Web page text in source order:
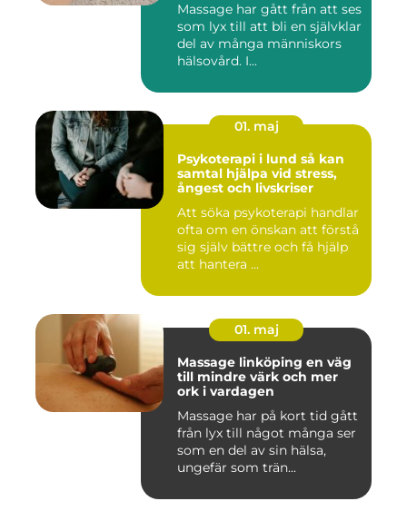
Massage har gått från att ses
som lyx till att bli en självklar
del av många människors
hälsovård. I...
01. maj
Psykoterapi i lund så kan
samtal hjälpa vid stress,
ångest och livskriser
Att söka psykoterapi handlar
ofta om en önskan att förstå
sig själv bättre och få hjälp
att hantera ...
01. maj
Massage linköping en väg
till mindre värk och mer
ork i vardagen
Massage har på kort tid gått
från lyx till något många ser
som en del av sin hälsa,
ungefär som trän...